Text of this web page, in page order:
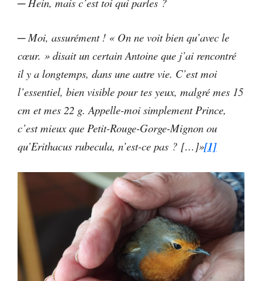
─ Moi, assurément ! « On ne voit bien qu’avec le
cœur. » disait un certain Antoine que j’ai rencontré
il y a longtemps, dans une autre vie. C’est moi
l’essentiel, bien visible pour tes yeux, malgré mes 15
cm et mes 22 g. Appelle-moi simplement Prince,
c’est mieux que Petit-Rouge-Gorge-Mignon ou
qu’Erithacus rubecula, n’est-ce pas ? […]»[1]